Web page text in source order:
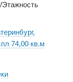
74,00 кв.м